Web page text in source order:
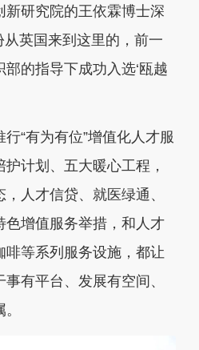
研究院的王依霖博士深
英国来到这里的，前一
的指导下成功入选‘瓯越
有为有位”增值化人才服
计划、五大暖心工程，
人才信贷、就医绿通、
色增值服务举措，和人才
等系列服务设施，都让
有平台、发展有空间、